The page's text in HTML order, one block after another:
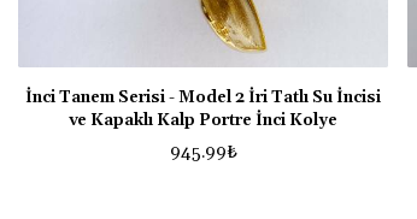
İnci Tanem Serisi - Model 2 İri Tatlı Su İncisi
ve Kapaklı Kalp Portre İnci Kolye
945.99₺